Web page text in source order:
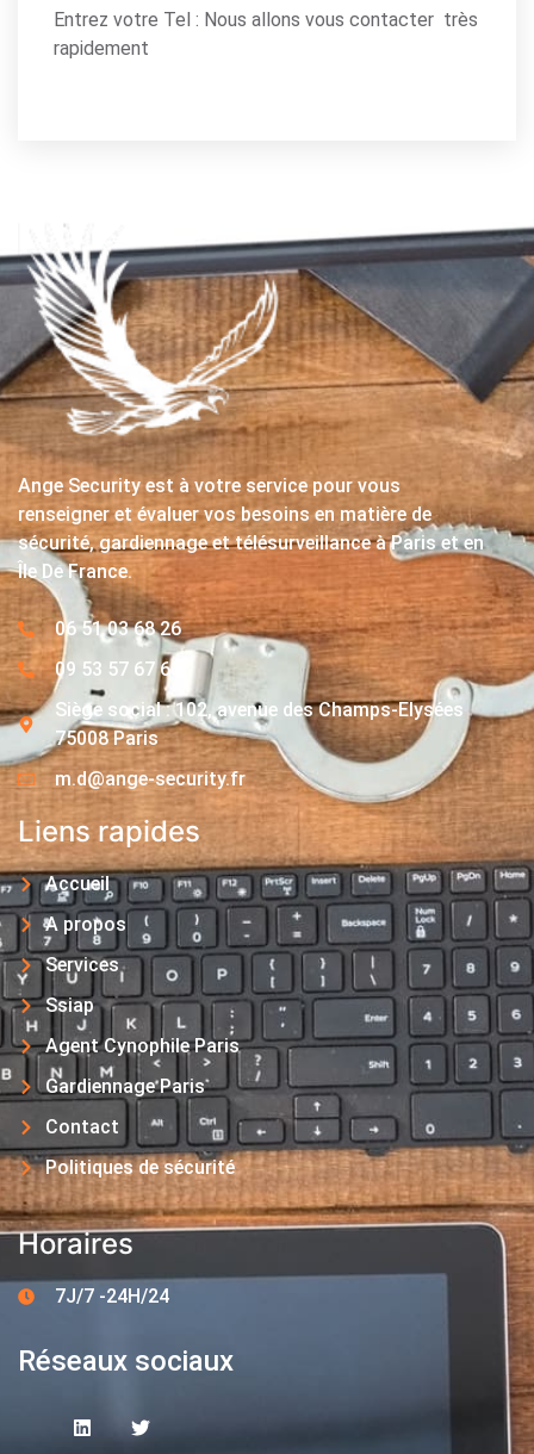
Entrez votre Tel : Nous allons vous contacter très
rapidement
Ange Security est à votre service pour vous
renseigner et évaluer vos besoins en matière de
sécurité, gardiennage et télésurveillance à Paris et en
Île De France.
06 51 03 68 26
09 53 57 67 63
Siège social : 102, avenue des Champs-Elysées
75008 Paris
m.d@ange-security.fr
Liens rapides
Accueil
A propos
Services
Ssiap
Agent Cynophile Paris
Gardiennage Paris
Contact
Politiques de sécurité
Horaires
7J/7 -24H/24
Réseaux sociaux